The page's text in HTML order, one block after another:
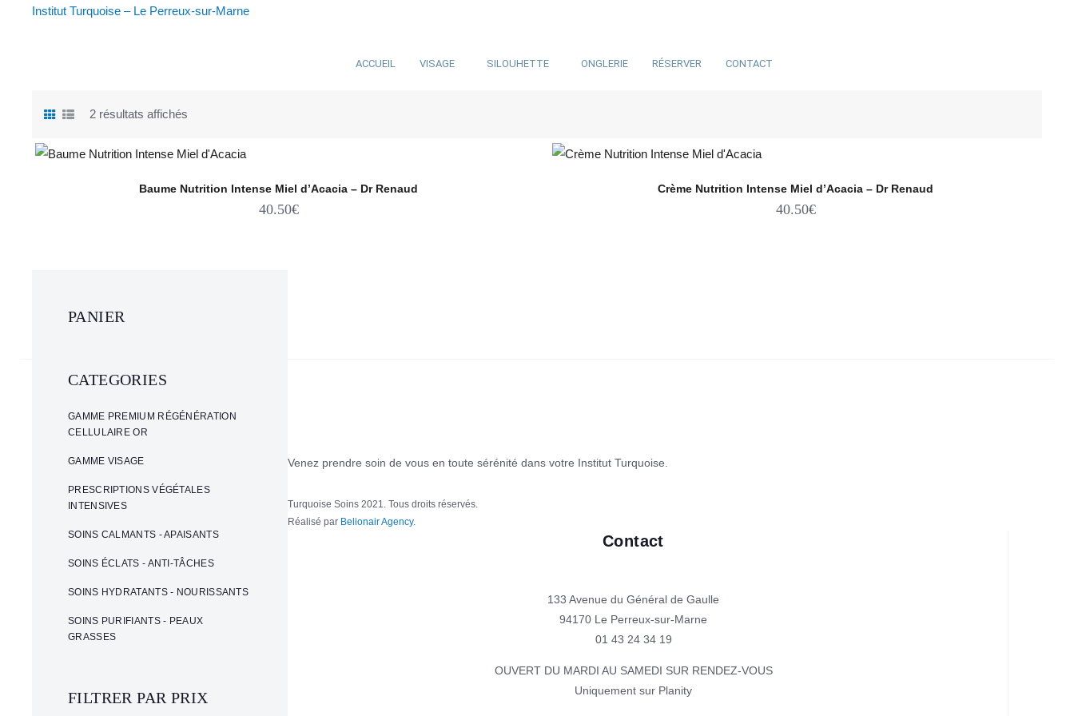
Institut Turquoise – Le Perreux-sur-Marne
ACCUEIL VISAGE SILOUHETTE ONGLERIE RÉSERVER CONTACT
2 résultats affichés
Baume Nutrition Intense Miel d’Acacia – Dr Renaud
40.50€
Crème Nutrition Intense Miel d’Acacia – Dr Renaud
40.50€
PANIER
CATEGORIES
GAMME PREMIUM RÉGÉNÉRATION
CELLULAIRE OR
GAMME VISAGE
PRESCRIPTIONS VÉGÉTALES
INTENSIVES
SOINS CALMANTS - APAISANTS
SOINS ÉCLATS - ANTI-TÂCHES
SOINS HYDRATANTS - NOURISSANTS
SOINS PURIFIANTS - PEAUX
GRASSES
FILTRER PAR PRIX
Venez prendre soin de vous en toute sérénité dans votre Institut Turquoise.
Turquoise Soins 2021. Tous droits réservés.
Réalisé par Belionair Agency.
Contact
133 Avenue du Général de Gaulle
94170 Le Perreux-sur-Marne
01 43 24 34 19
OUVERT DU MARDI AU SAMEDI SUR RENDEZ-VOUS
Uniquement sur Planity